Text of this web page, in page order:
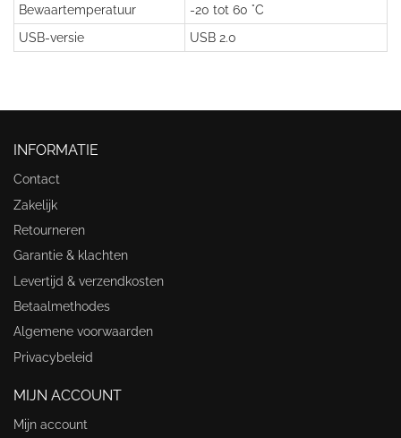
Bewaartemperatuur
-20 tot 60 °C
USB-versie
USB 2.0
INFORMATIE
Contact
Zakelijk
Retourneren
Garantie & klachten
Levertijd & verzendkosten
Betaalmethodes
Algemene voorwaarden
Privacybeleid
MIJN ACCOUNT
Mijn account